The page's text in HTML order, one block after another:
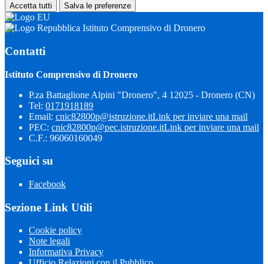
Accetta tutti Salva le preferenze
Istituto Comprensivo di Dronero
Contatti
Istituto Comprensivo di Dronero
P.za Battaglione Alpini "Dronero", 4 12025 - Dronero (CN)
Tel: 0171918189
Email: cnic82800p@istruzione.itLink per inviare una mail
PEC: cnic82800p@pec.istruzione.itLink per inviare una mail
C.F.: 96060160049
Seguici su
Facebook
Sezione Link Utili
Cookie policy
Note legali
Informativa Privacy